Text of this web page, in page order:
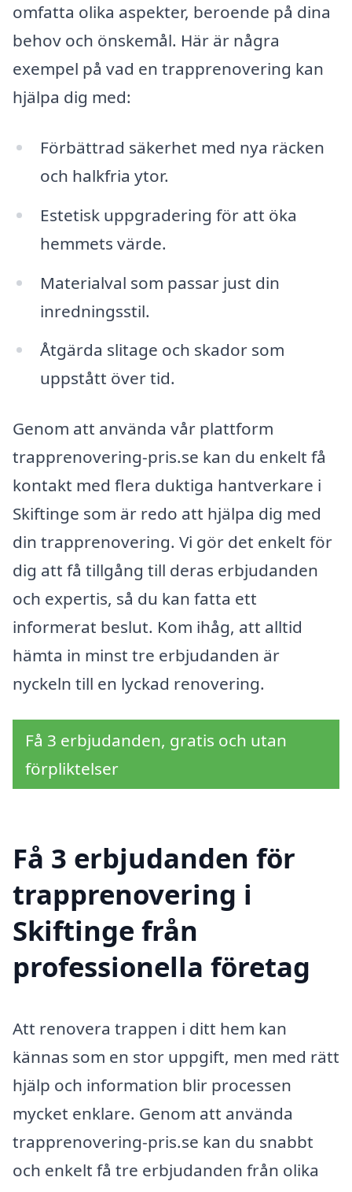
omfatta olika aspekter, beroende på dina
behov och önskemål. Här är några
exempel på vad en trapprenovering kan
hjälpa dig med:
Förbättrad säkerhet med nya räcken
och halkfria ytor.
Estetisk uppgradering för att öka
hemmets värde.
Materialval som passar just din
inredningsstil.
Åtgärda slitage och skador som
uppstått över tid.
Genom att använda vår plattform
trapprenovering-pris.se kan du enkelt få
kontakt med flera duktiga hantverkare i
Skiftinge som är redo att hjälpa dig med
din trapprenovering. Vi gör det enkelt för
dig att få tillgång till deras erbjudanden
och expertis, så du kan fatta ett
informerat beslut. Kom ihåg, att alltid
hämta in minst tre erbjudanden är
nyckeln till en lyckad renovering.
Få 3 erbjudanden, gratis och utan
förpliktelser
Få 3 erbjudanden för
trapprenovering i
Skiftinge från
professionella företag
Att renovera trappen i ditt hem kan
kännas som en stor uppgift, men med rätt
hjälp och information blir processen
mycket enklare. Genom att använda
trapprenovering-pris.se kan du snabbt
och enkelt få tre erbjudanden från olika